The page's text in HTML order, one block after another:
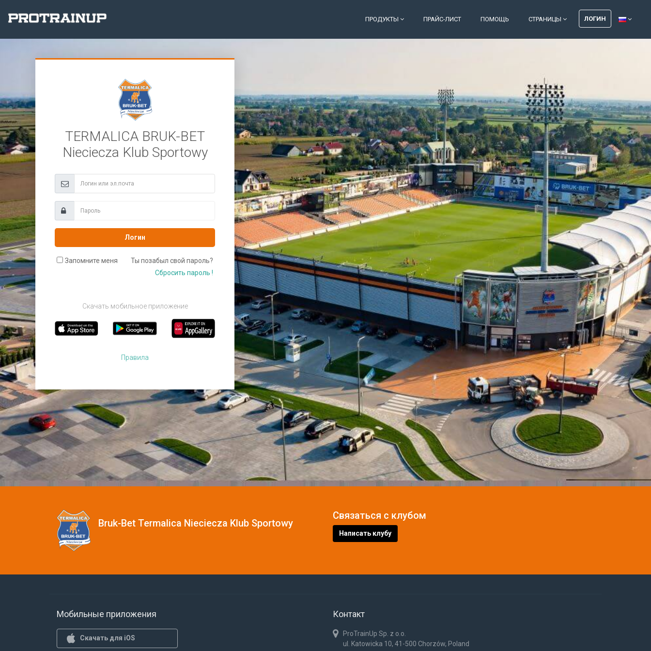
ПРОДУКТЫ ПРАЙС-ЛИСТ ПОМОЩЬ СТРАНИЦЫ ЛОГИН
TERMALICA BRUK-BET
Nieciecza Klub Sportowy
Логин
Запомните меня
Ты позабыл свой пароль?
Сбросить пароль !
Скачать мобильное приложение
Правила
Bruk-Bet Termalica Nieciecza Klub Sportowy
Связаться с клубом
Написать клубу
Мобильные приложения
Скачать для iOS
Контакт
ProTrainUp Sp. z o.o.
ul. Katowicka 10, 41-500 Chorzów, Poland